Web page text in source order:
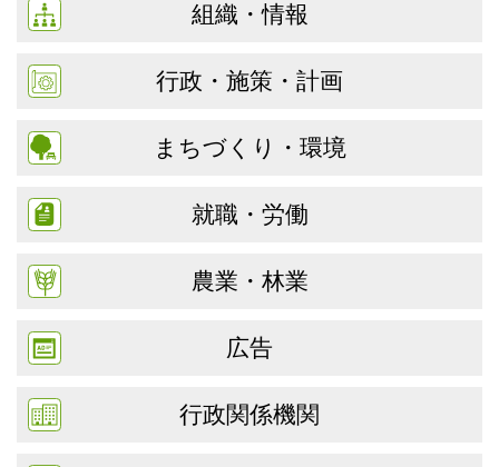
組織・情報
行政・施策・計画
まちづくり・環境
就職・労働
農業・林業
広告
行政関係機関